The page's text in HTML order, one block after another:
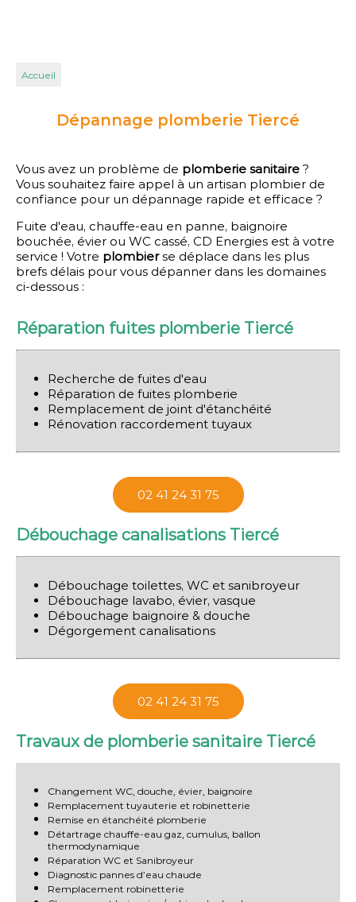
Accueil
Dépannage plomberie Tiercé
Vous avez un problème de plomberie sanitaire ?
Vous souhaitez faire appel à un artisan plombier de
confiance pour un dépannage rapide et efficace ?
Fuite d'eau, chauffe-eau en panne, baignoire
bouchée, évier ou WC cassé, CD Energies est à votre
service ! Votre plombierse déplace dans les plus
brefs délais pour vous dépanner dans les domaines
ci-dessous :
Réparation fuites plomberie Tiercé
Recherche de fuites d'eau
Réparation de fuites plomberie
Remplacement de joint d'étanchéité
Rénovation raccordement tuyaux
02 41 24 31 75
Débouchage canalisations Tiercé
Débouchage toilettes, WC et sanibroyeur
Débouchage lavabo, évier, vasque
Débouchage baignoire & douche
Dégorgement canalisations
02 41 24 31 75
Travaux de plomberie sanitaire Tiercé
Changement WC, douche, évier, baignoire
Remplacement tuyauterie et robinetterie
Remise en étanchéité plomberie
Détartrage chauffe-eau gaz, cumulus, ballon
thermodynamique
Réparation WC et Sanibroyeur
Diagnostic pannes d’eau chaude
Remplacement robinetterie